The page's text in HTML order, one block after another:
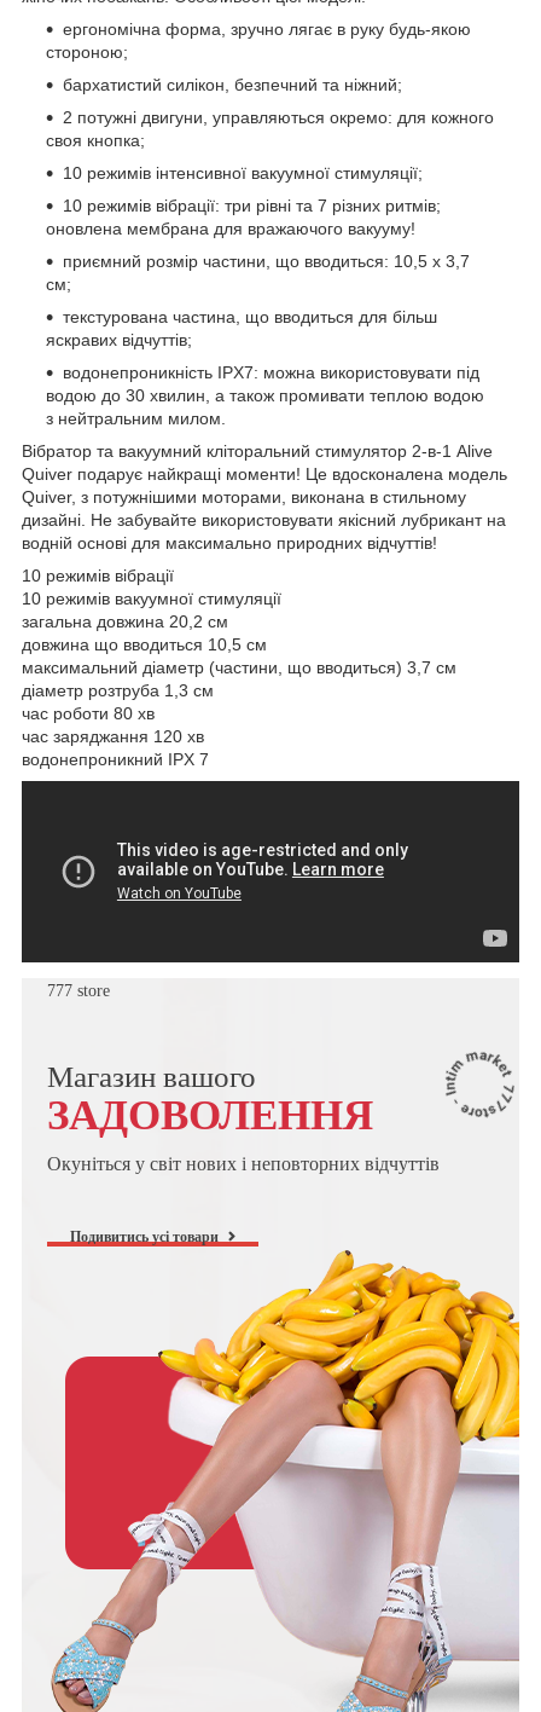
ергономічна форма, зручно лягає в руку будь-якою
стороною;
бархатистий силікон, безпечний та ніжний;
2 потужні двигуни, управляються окремо: для кожного
своя кнопка;
10 режимів інтенсивної вакуумної стимуляції;
10 режимів вібрації: три рівні та 7 різних ритмів;
оновлена мембрана для вражаючого вакууму!
приємний розмір частини, що вводиться: 10,5 х 3,7
см;
текстурована частина, що вводиться для більш
яскравих відчуттів;
водонепроникність IPX7: можна використовувати під
водою до 30 хвилин, а також промивати теплою водою
з нейтральним милом.
Вібратор та вакуумний кліторальний стимулятор 2-в-1 Alive
Quiver подарує найкращі моменти! Це вдосконалена модель
Quiver, з потужнішими моторами, виконана в стильному
дизайні. Не забувайте використовувати якісний лубрикант на
водній основі для максимально природних відчуттів!
10 режимів вібрації
10 режимів вакуумної стимуляції
загальна довжина 20,2 см
довжина що вводиться 10,5 см
максимальний діаметр (частини, що вводиться) 3,7 см
діаметр розтруба 1,3 см
час роботи 80 хв
час заряджання 120 хв
водонепроникний IPX 7
777 store
Магазин вашого
ЗАДОВОЛЕННЯ
Окуніться у світ нових і неповторних відчуттів
Подивитись усі товари